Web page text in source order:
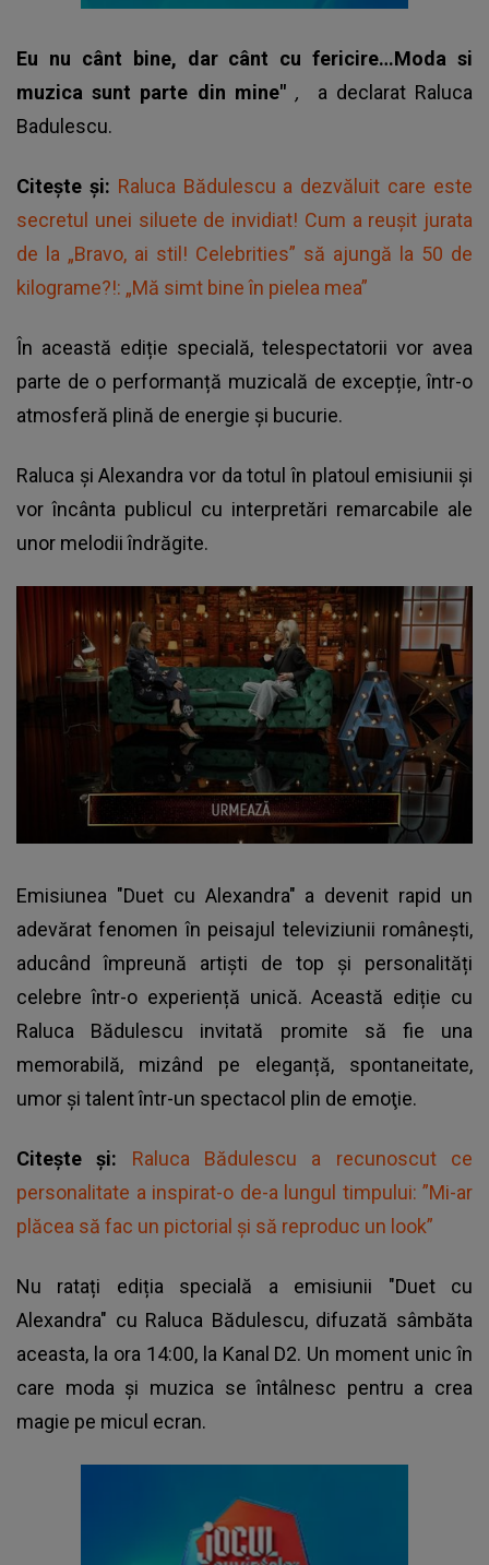
Eu nu cânt bine, dar cânt cu fericire…Moda si
muzica sunt parte din mine" , a declarat Raluca
Badulescu.
Citește și: Raluca Bădulescu a dezvăluit care este
secretul unei siluete de invidiat! Cum a reușit jurata
de la „Bravo, ai stil! Celebrities” să ajungă la 50 de
kilograme?!: „Mă simt bine în pielea mea”
În această ediție specială, telespectatorii vor avea
parte de o performanță muzicală de excepție, într-o
atmosferă plină de energie și bucurie.
Raluca și Alexandra vor da totul în platoul emisiunii și
vor încânta publicul cu interpretări remarcabile ale
unor melodii îndrăgite.
Emisiunea "Duet cu Alexandra" a devenit rapid un
adevărat fenomen în peisajul televiziunii românești,
aducând împreună artiști de top și personalități
celebre într-o experiență unică. Această ediție cu
Raluca Bădulescu invitată promite să fie una
memorabilă, mizând pe eleganță, spontaneitate,
umor și talent într-un spectacol plin de emoţie.
Citește și: Raluca Bădulescu a recunoscut ce
personalitate a inspirat-o de-a lungul timpului: ”Mi-ar
plăcea să fac un pictorial și să reproduc un look”
Nu ratați ediția specială a emisiunii "Duet cu
Alexandra" cu Raluca Bădulescu, difuzată sâmbăta
aceasta, la ora 14:00, la Kanal D2. Un moment unic în
care moda și muzica se întâlnesc pentru a crea
magie pe micul ecran.